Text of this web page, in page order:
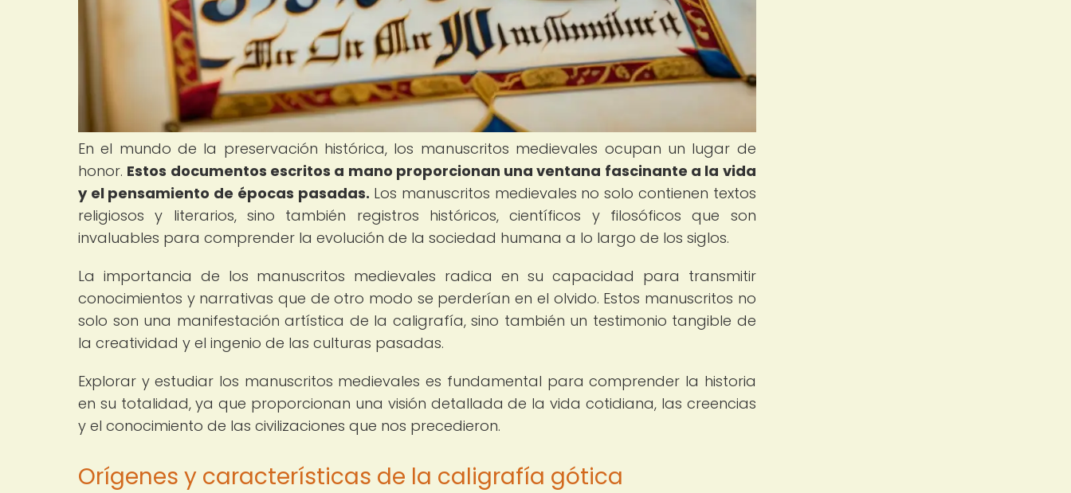
En el mundo de la preservación histórica, los manuscritos medievales ocupan un lugar de
honor. Estos documentos escritos a mano proporcionan una ventana fascinante a la vida
y el pensamiento de épocas pasadas. Los manuscritos medievales no solo contienen textos
religiosos y literarios, sino también registros históricos, científicos y filosóficos que son
invaluables para comprender la evolución de la sociedad humana a lo largo de los siglos.
La importancia de los manuscritos medievales radica en su capacidad para transmitir
conocimientos y narrativas que de otro modo se perderían en el olvido. Estos manuscritos no
solo son una manifestación artística de la caligrafía, sino también un testimonio tangible de
la creatividad y el ingenio de las culturas pasadas.
Explorar y estudiar los manuscritos medievales es fundamental para comprender la historia
en su totalidad, ya que proporcionan una visión detallada de la vida cotidiana, las creencias
y el conocimiento de las civilizaciones que nos precedieron.
Orígenes y características de la caligrafía gótica